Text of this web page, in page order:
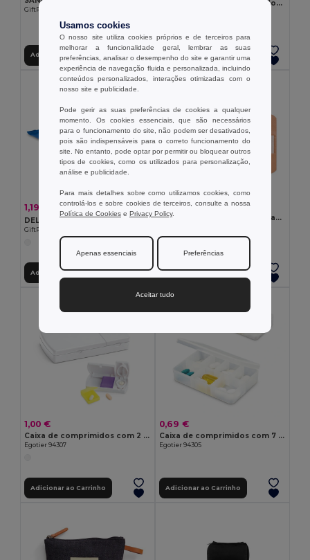
GiftRetail MO2426
Adicionar ao Carrinho
CUP PILL Copo de silicone dobrável
Adicionar ao Carrinho
1,19 € 1,21 € -2%
DELLEA Toalhetes húmidos
GiftRetail MO3863
Adicionar ao Carrinho
0,84 €
OUCH 15 peças de ligaduras adesivas
Adicionar ao Carrinho
1,00 €
Caixa de comprimidos com 2 divisórias
Egotier 94307
Adicionar ao Carrinho
0,69 €
Caixa de comprimidos com 7 divisórias
Egotier 94305
Adicionar ao Carrinho
Usamos cookies
O nosso site utiliza cookies próprios e de terceiros para
melhorar a funcionalidade geral, lembrar as suas
preferências, analisar o desempenho do site e garantir uma
experiência de navegação fluida e personalizada, incluindo
conteúdos personalizados, interações otimizadas com o
nosso site e publicidade.
Pode gerir as suas preferências de cookies a qualquer
momento. Os cookies essenciais, que são necessários
para o funcionamento do site, não podem ser desativados,
pois são indispensáveis para o correto funcionamento do
site. No entanto, pode optar por permitir ou bloquear outros
tipos de cookies, como os utilizados para personalização,
análise e publicidade.
Para mais detalhes sobre como utilizamos cookies, como
controlá-los e sobre cookies de terceiros, consulte a nossa
Política de Cookies e Privacy Policy.
Apenas essenciais Preferências
Aceitar tudo